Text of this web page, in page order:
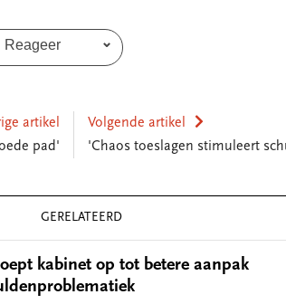
Reageer
artikel
pad'
Volgende artikel
'Chaos toeslagen stimuleert
GERELATEERD
kabinet op tot betere aanpak
leiderschap
‘Met een
helpen’